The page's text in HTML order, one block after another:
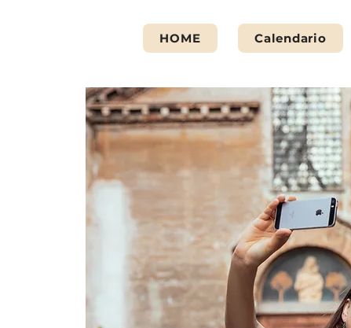
HOME Calendario